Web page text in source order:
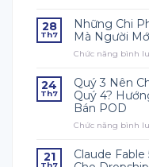
28
Th7
Những Chi
Mà Người
Chức năng bình
24
Th7
Quý 3 Nên
Quý 4?
Bán POD
Chức năng bình
21
Th7
Claude